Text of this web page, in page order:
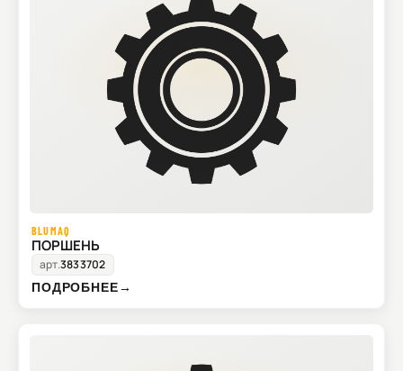
BLUMAQ
ПОРШЕНЬ
арт.3833702
ПОДРОБНЕЕ→